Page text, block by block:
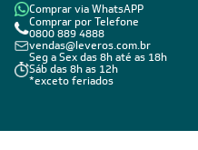
Comprar via WhatsAPP
Comprar por Telefone
0800 889 4888
vendas@leveros.com.br
Seg a Sex das 8h até as 18h
Sáb das 8h as 12h
*exceto feriados